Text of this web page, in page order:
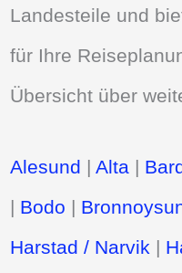
Landesteile und
für Ihre
Übersicht über
Alesund |Alta |
| Bodo |
Harstad / Narvik |